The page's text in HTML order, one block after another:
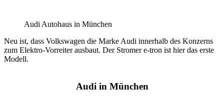
Audi Autohaus in München
Neu ist, dass Volkswagen die Marke Audi innerhalb des Konzerns
zum Elektro-Vorreiter ausbaut. Der Stromer e-tron ist hier das erste
Modell.
Audi in München